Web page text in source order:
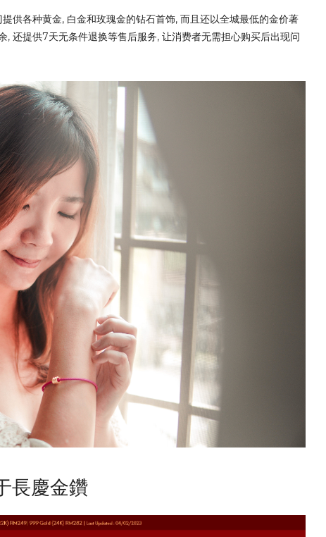
供各种黄金, 白金和玫瑰金的钻石首饰, 而且还以全城最低的金价著
, 还提供7天无条件退换等售后服务, 让消费者无需担心购买后出现问
長慶金鑽